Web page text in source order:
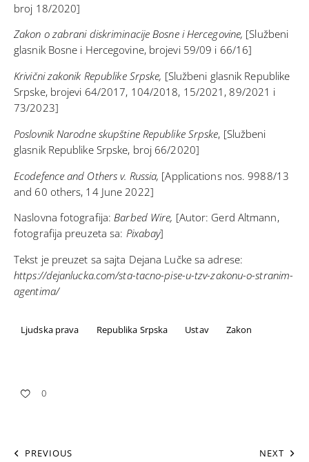
broj 18/2020]
Zakon o zabrani diskriminacije Bosne i Hercegovine, [Službeni
glasnik Bosne i Hercegovine, brojevi 59/09 i 66/16]
Krivični zakonik Republike Srpske, [Službeni glasnik Republike
Srpske, brojevi 64/2017, 104/2018, 15/2021, 89/2021 i
73/2023]
Poslovnik Narodne skupštine Republike Srpske, [Službeni
glasnik Republike Srpske, broj 66/2020]
Ecodefence and Others v. Russia, [Applications nos. 9988/13
and 60 others, 14 June 2022]
Naslovna fotografija:Barbed Wire, [Autor: Gerd Altmann,
fotografija preuzeta sa: Pixabay]
Tekst je preuzet sa sajta Dejana Lučke sa adrese:
https://dejanlucka.com/sta-tacno-pise-u-tzv-zakonu-o-stranim-
agentima/
Ljudska prava Republika Srpska Ustav Zakon
0
PREVIOUS NEXT